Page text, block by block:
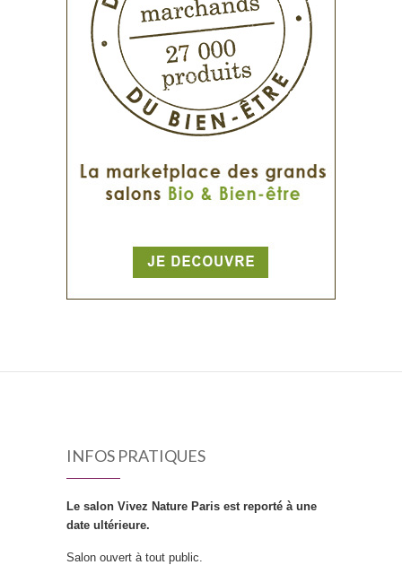
INFOS PRATIQUES
Le salon Vivez Nature Paris est reporté à une
date ultérieure.
Salon ouvert à tout public.